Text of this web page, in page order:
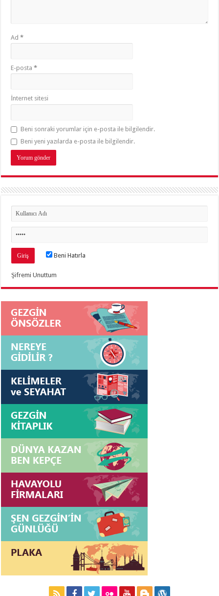
Ad*
E-posta*
İnternet sitesi
Beni sonraki yorumlar için e-posta ile bilgilendir.
Beni yeni yazılarda e-posta ile bilgilendir.
Beni Hatırla
Şifremi Unuttum